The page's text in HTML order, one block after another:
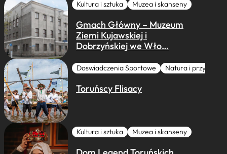
Kultura i sztuka Muzea i skanseny
Gmach Główny – Muzeum
Ziemi Kujawskiej i
Dobrzyńskiej we Wło…
Doswiadczenia Sportowe Natura i przygoda
Toruńscy Flisacy
Kultura i sztuka Muzea i skanseny